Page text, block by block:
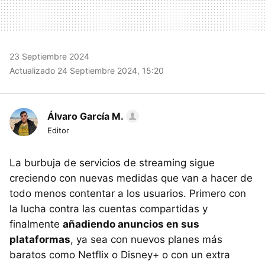
23 Septiembre 2024
Actualizado 24 Septiembre 2024, 15:20
Álvaro García M.
Editor
La burbuja de servicios de streaming sigue
creciendo con nuevas medidas que van a hacer de
todo menos contentar a los usuarios. Primero con
la lucha contra las cuentas compartidas y
finalmente añadiendo anuncios en sus
plataformas, ya sea con nuevos planes más
baratos como Netflix o Disney+ o con un extra